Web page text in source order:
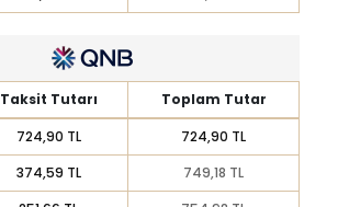
Taksit Tutarı
Toplam Tutar
724,90 TL
724,90 TL
374,59 TL
749,18 TL